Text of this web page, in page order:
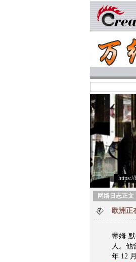
https://
网络日志正文
欧洲正
蒂姆·
人。他
年12 月